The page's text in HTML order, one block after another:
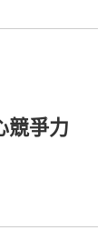
競爭力